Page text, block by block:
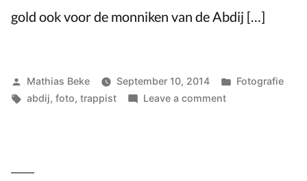
gold ook voor de monniken van de Abdij […]
Posted
by
Mathias Beke September 10, 2014
Posted
Fotografie
Tags:
abdij,foto,trappist Leave a commenton